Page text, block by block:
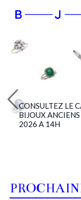
CONSULTEZ LE
BIJOUX
2026 A 14H